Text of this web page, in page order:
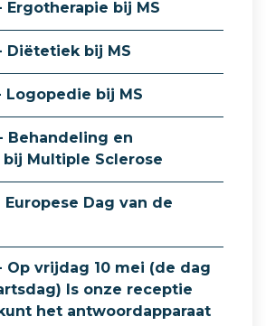
Ergotherapie bij MS
Diëtetiek bij MS
Logopedie bij MS
Behandeling en
Multiple Sclerose
Europese Dag van de
Op vrijdag 10 mei (de dag
Is onze receptie
het antwoordapparaat